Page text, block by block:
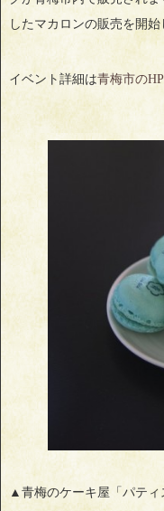
したマカロンの販売を開
イベント詳細は青梅市のHP
▲青梅のケーキ屋「パティ